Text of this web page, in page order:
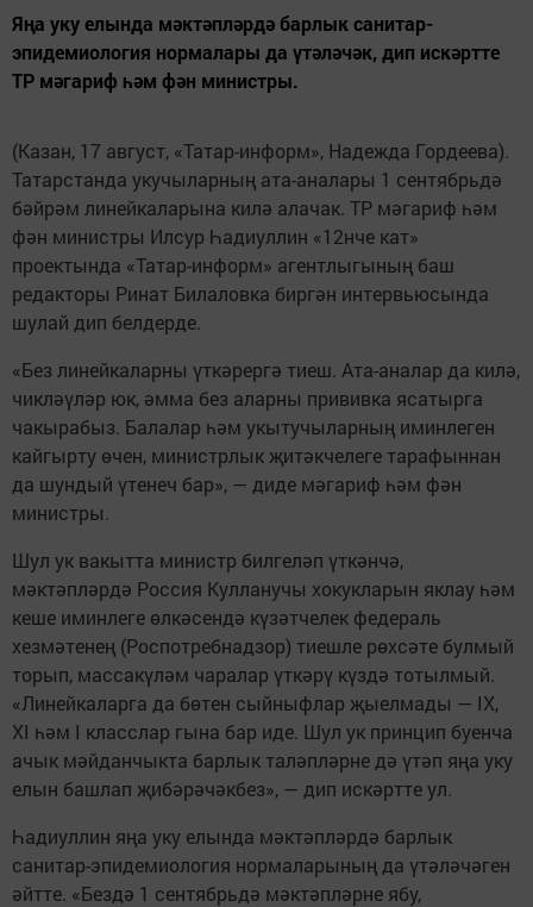
Яңа уку елында мәктәпләрдә барлык санитар-
эпидемиология нормалары да үтәләчәк, дип искәртте
ТР мәгариф һәм фән министры.
(Казан, 17 август, «Татар-информ», Надежда Гордеева).
Татарстанда укучыларның ата-аналары 1 сентябрьдә
бәйрәм линейкаларына килә алачак. ТР мәгариф һәм
фән министры Илсур Һадиуллин «12нче кат»
проектында «Татар-информ» агентлыгының баш
редакторы Ринат Билаловка биргән интервьюсында
шулай дип белдерде.
«Без линейкаларны үткәрергә тиеш. Ата-аналар да килә,
чикләүләр юк, әмма без аларны прививка ясатырга
чакырабыз. Балалар һәм укытучыларның иминлеген
кайгырту өчен, министрлык җитәкчелеге тарафыннан
да шундый үтенеч бар», — диде мәгариф һәм фән
министры.
Шул ук вакытта министр билгеләп үткәнчә,
мәктәпләрдә Россия Кулланучы хокукларын яклау һәм
кеше иминлеге өлкәсендә күзәтчелек федераль
хезмәтенең (Роспотребнадзор) тиешле рөхсәте булмый
торып, массакүләм чаралар үткәрү күздә тотылмый.
«Линейкаларга да бөтен сыйныфлар җыелмады — IX,
XI һәм I класслар гына бар иде. Шул ук принцип буенча
ачык мәйданчыкта барлык таләпләрне дә үтәп яңа уку
елын башлап җибәрәчәкбез», — дип искәртте ул.
Һадиуллин яңа уку елында мәктәпләрдә барлык
санитар-эпидемиология нормаларының да үтәләчәген
әйтте. «Бездә 1 сентябрьдә мәктәпләрне ябу,